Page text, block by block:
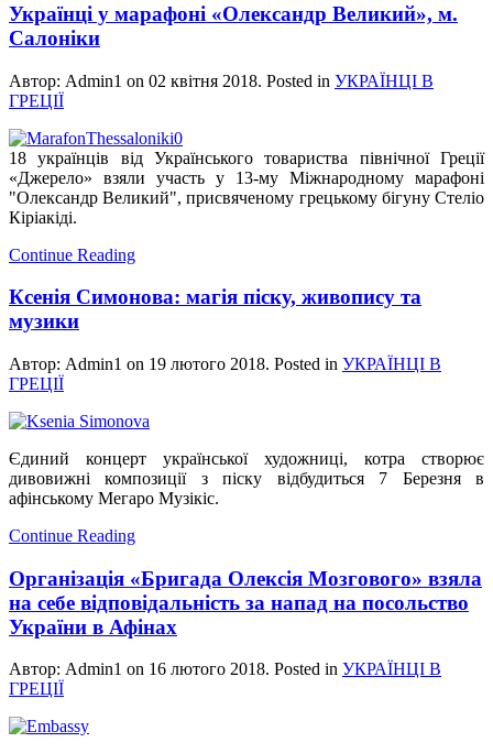
Українці у марафоні «Олександр Великий», м.
Салоніки
Автор: Admin1 on 02 квітня 2018. Posted in УКРАЇНЦІ В
ГРЕЦІЇ
18 українців від Українського товариства північної Греції
«Джерело» взяли участь у 13-му Міжнародному марафоні
"Олександр Великий", присвяченому грецькому бігуну Стеліо
Кіріакіді.
Continue Reading
Ксенія Симонова: магія піску, живопису та
музики
Автор: Admin1 on 19 лютого 2018. Posted in УКРАЇНЦІ В
ГРЕЦІЇ
Єдиний концерт української художниці, котра створює
дивовижні композиції з піску відбудиться 7 Березня в
афінському Мегаро Музікіс.
Continue Reading
Організація «Бригада Олексія Мозгового» взяла
на себе відповідальність за напад на посольство
України в Афінах
Автор: Admin1 on 16 лютого 2018. Posted in УКРАЇНЦІ В
ГРЕЦІЇ